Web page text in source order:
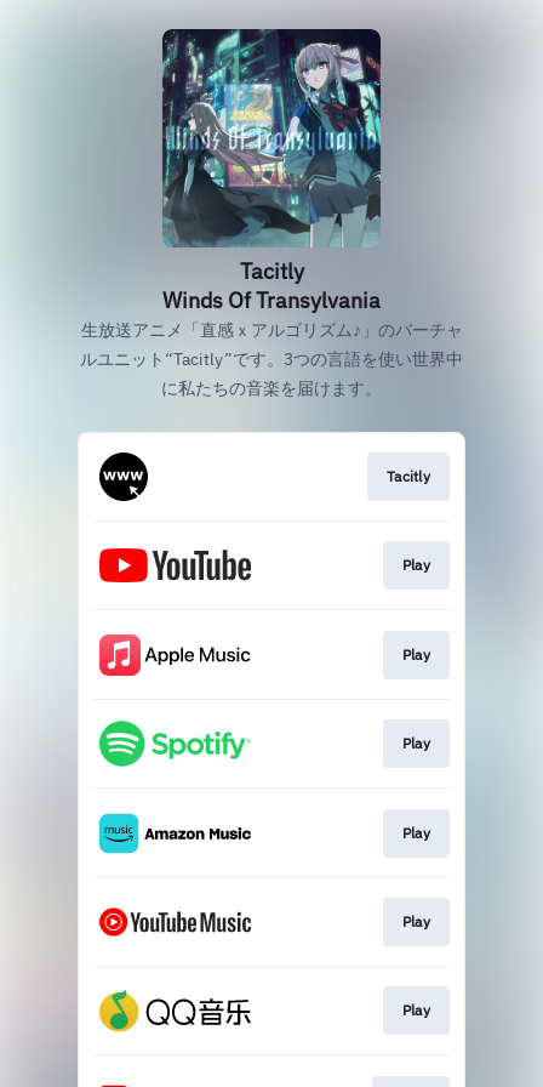
Tacitly
Winds Of Transylvania
生放送アニメ「直感ｘアルゴリズム♪」のバーチャ
ルユニット“Tacitly”です。3つの言語を使い世界中
に私たちの音楽を届けます。
Tacitly
Play
Play
Play
Play
Play
Play